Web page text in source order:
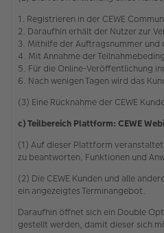
1. Registrieren in der CEWE
2. Daraufhin erhält der Nutzer zur
3. Mithilfe der Auftragsnummer und
4. Mit Annahme der
5. Für die Online-Veröffentlichung
6. Nach wenigen Tagen wird das
(3) Eine Rücknahme der CEWE
c) Teilbereich Plattform: CEWE
(1) Auf dieser Plattform veranstaltet
zu beantworten, Funktionen und
(2) Die CEWE Kunden und alle
ein angezeigtes Terminangebot.
Daraufhin öffnet sich ein Double
gestellt werden, damit dieser sich